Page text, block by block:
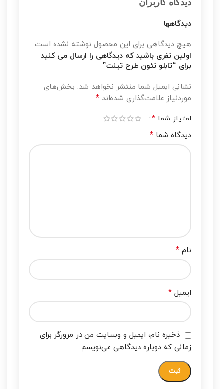
دیدگاه کاربران
دیدگاهها
هیچ دیدگاهی برای این محصول نوشته نشده است.
اولین نفری باشید که دیدگاهی را ارسال می کنید
برای “تابلو نئون طرح تینت”
نشانی ایمیل شما منتشر نخواهد شد. بخش‌های
موردنیاز علامت‌گذاری شده‌اند *
امتیاز شما *
دیدگاه شما *
نام *
ایمیل *
ذخیره نام، ایمیل و وبسایت من در مرورگر برای
زمانی که دوباره دیدگاهی می‌نویسم.